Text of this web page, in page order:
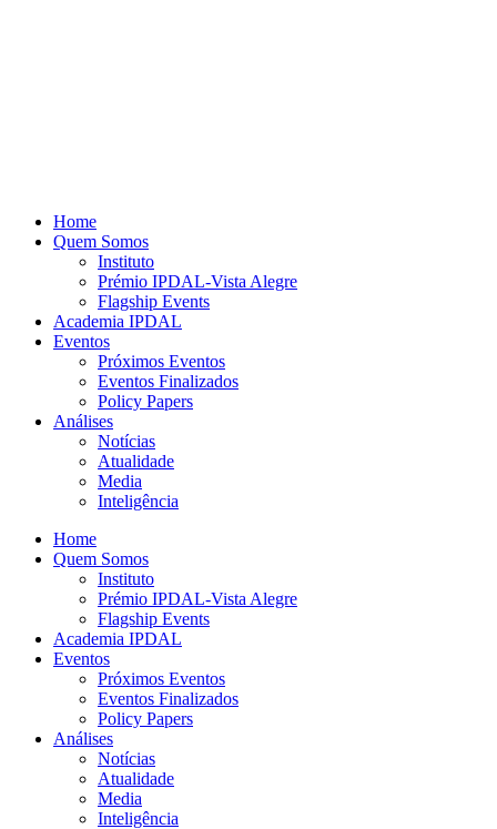
Home
Quem Somos
Instituto
Prémio IPDAL-Vista Alegre
Flagship Events
Academia IPDAL
Eventos
Próximos Eventos
Eventos Finalizados
Policy Papers
Análises
Notícias
Atualidade
Media
Inteligência
Home
Quem Somos
Instituto
Prémio IPDAL-Vista Alegre
Flagship Events
Academia IPDAL
Eventos
Próximos Eventos
Eventos Finalizados
Policy Papers
Análises
Notícias
Atualidade
Media
Inteligência